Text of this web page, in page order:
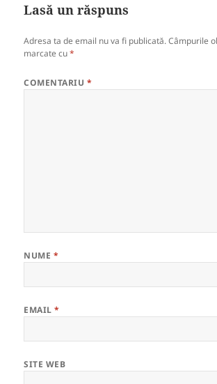
Lasă un răspuns
Adresa ta de email nu va fi publicată. Câmpurile
marcate cu*
COMENTARIU *
NUME *
EMAIL*
SITE WEB